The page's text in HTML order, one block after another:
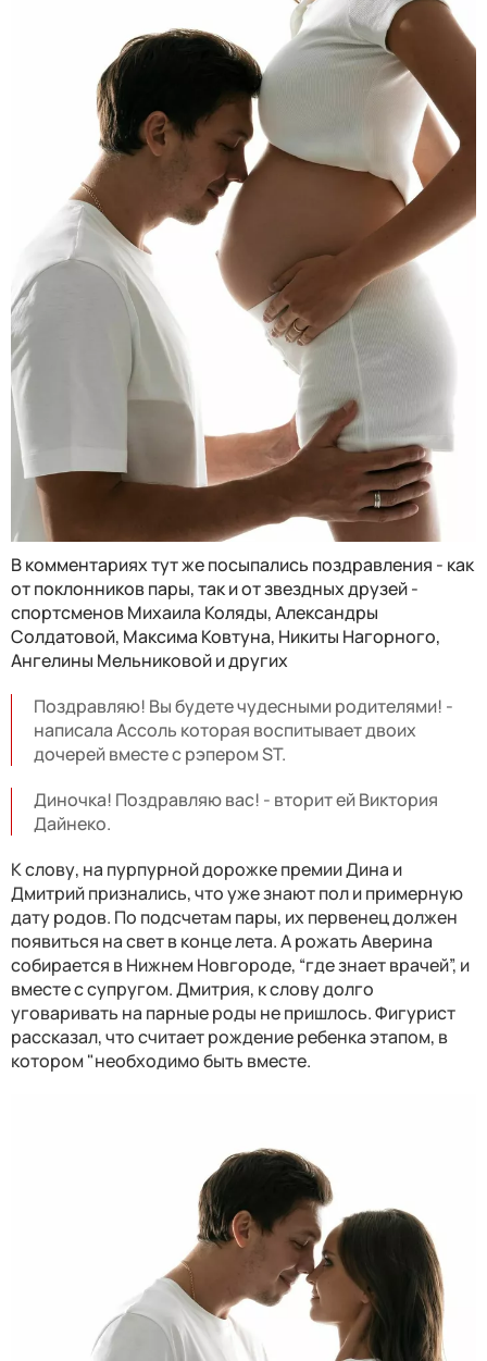
В комментариях тут же посыпались поздравления - как
от поклонников пары, так и от звездных друзей -
спортсменов Михаила Коляды, Александры
Солдатовой, Максима Ковтуна, Никиты Нагорного,
Ангелины Мельниковой и других
Поздравляю! Вы будете чудесными родителями! -
написала Ассоль которая воспитывает двоих
дочерей вместе с рэпером ST.
Диночка! Поздравляю вас! - вторит ей Виктория
Дайнеко.
К слову, на пурпурной дорожке премии Дина и
Дмитрий признались, что уже знают пол и примерную
дату родов. По подсчетам пары, их первенец должен
появиться на свет в конце лета. А рожать Аверина
собирается в Нижнем Новгороде, “где знает врачей”, и
вместе с супругом. Дмитрия, к слову долго
уговаривать на парные роды не пришлось. Фигурист
рассказал, что считает рождение ребенка этапом, в
котором "необходимо быть вместе.